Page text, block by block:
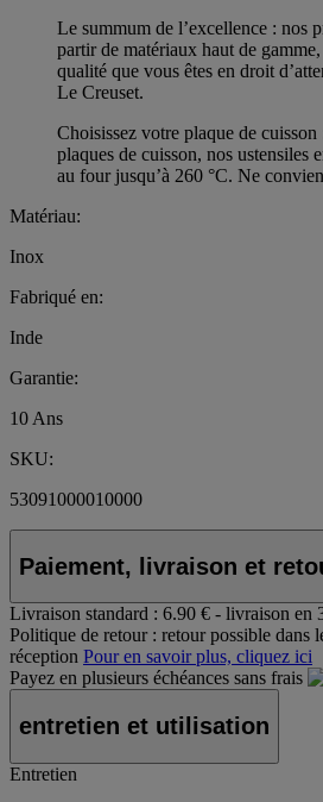
Le summum de l’excellence : nos
partir de matériaux haut de
qualité que vous êtes en droit
Le Creuset.
Choisissez votre plaque de cuisson
plaques de cuisson, nos ustensiles
au four jusqu’à 260 °C. Ne
Matériau:
Inox
Fabriqué en:
Inde
Garantie:
10 Ans
SKU:
53091000010000
Paiement, livraison et
Livraison standard : 6.90 € - livraison en
Politique de retour : retour possible dans
réception Pour en savoir plus, cliquez ici
Payez en plusieurs échéances sans frais
entretien et utilisation
Entretien